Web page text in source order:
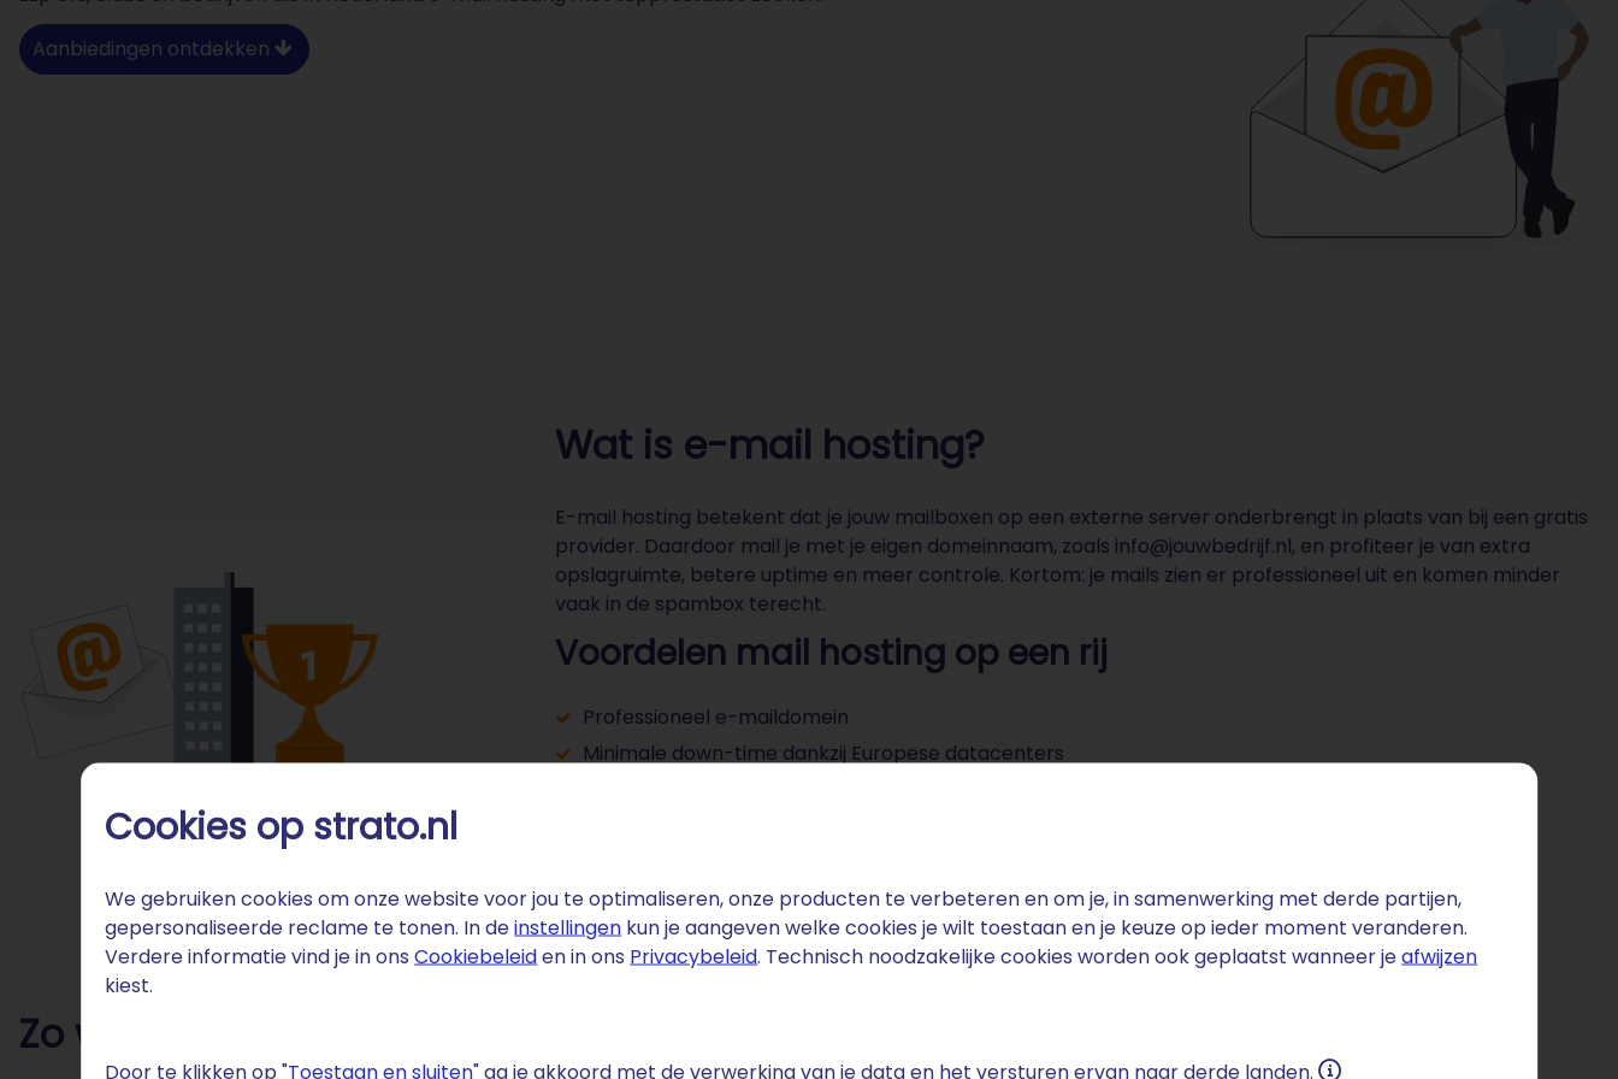
Cookies op strato.nl
We gebruiken cookies om onze website voor jou te optimaliseren, onze producten te verbeteren en om je, in samenwerking met derde partijen,
gepersonaliseerde reclame te tonen. In deinstellingen kun je aangeven welke cookies je wilt toestaan en je keuze op ieder moment veranderen.
Verdere informatie vind je in onsCookiebeleiden in ons Privacybeleid. Technisch noodzakelijke cookies worden ook geplaatst wanneer jeafwijzen
kiest.
Door te klikken op "Toestaan en sluiten" ga je akkoord met de verwerking van je data en het versturen ervan naar derde landen.
Aanbiedingen ontdekken
Wat is e-mail hosting?
E-mail hosting betekent dat je jouw mailboxen op een externe server onderbrengt in plaats van bij een gratis
provider. Daardoor mail je met je eigen domeinnaam, zoals info@jouwbedrijf.nl, en profiteer je van extra
opslagruimte, betere uptime en meer controle. Kortom: je mails zien er professioneel uit en komen minder
vaak in de spambox terecht.
Voordelen mail hosting op een rij
Professioneel e-maildomein
Minimale down-time dankzij Europese datacenters
Zo werkt mail hosting bij STRATO